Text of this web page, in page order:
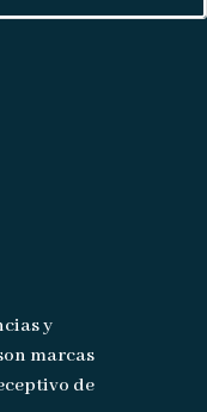
y
marcas
de